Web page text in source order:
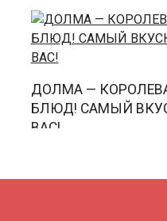
ДОЛМА —
БЛЮД! САМЫЙ
ВАС!